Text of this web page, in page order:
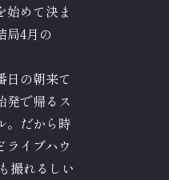
始めて決ま
局4月の
日の朝来て
発で帰るス
。だから時
ライブハウ
撮れるしい